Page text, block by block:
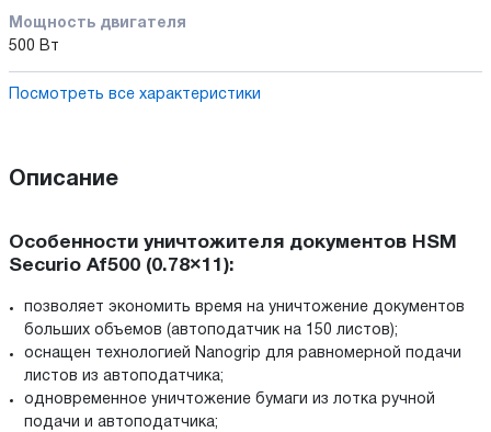
Мощность двигателя
500 Вт
Посмотреть все характеристики
Описание
Особенности уничтожителя документов HSM
Securio Af500 (0.78×11):
позволяет экономить время на уничтожение документов
больших объемов (автоподатчик на 150 листов);
оснащен технологией Nanogrip для равномерной подачи
листов из автоподатчика;
одновременное уничтожение бумаги из лотка ручной
подачи и автоподатчика;